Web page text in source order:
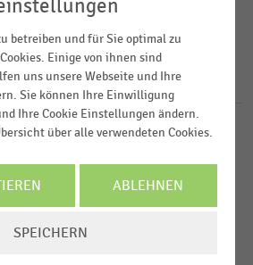
Actuell
|STATISTIK
Augenoptik-Fachgeschäfte in
Versandhandel
ANZEIGEN
ANZEIGEN
ZURÜCKSETZEN
betreiben und für Sie optimal zu
Einige von ihnen sind
uns unsere Webseite und Ihre
Sie können Ihre Einwilligung
Ihre Cookie Einstellungen ändern.
über alle verwendeten Cookies.
ABLEHNEN
SPEICHERN